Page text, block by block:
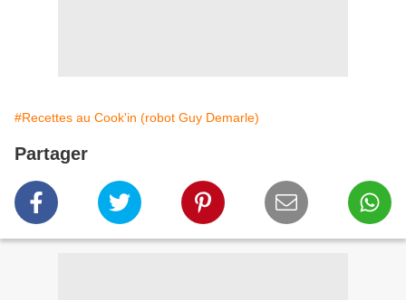
#Recettes au Cook'in (robot Guy Demarle)
Partager